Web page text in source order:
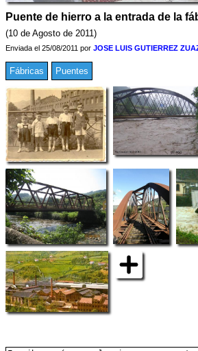
Puente de hierro a la entrada de la
(10 de Agosto de 2011)
Enviada el 25/08/2011 por JOSE LUIS GUTIERREZ
Fábricas Puentes